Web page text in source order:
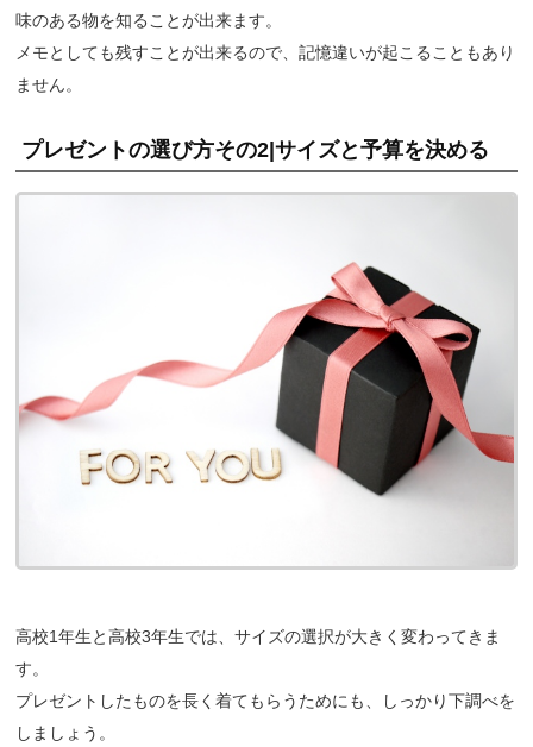
味のある物を知ることが出来ます。
メモとしても残すことが出来るので、記憶違いが起こることもあり
ません。
プレゼントの選び方その2|サイズと予算を決める
高校1年生と高校3年生では、サイズの選択が大きく変わってきま
す。
プレゼントしたものを長く着てもらうためにも、しっかり下調べを
しましょう。